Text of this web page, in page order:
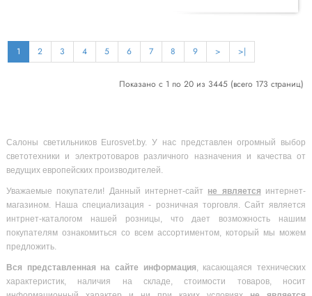
1 2 3 4 5 6 7 8 9 > >|
Показано с 1 по 20 из 3445 (всего 173 страниц)
Салоны светильников Eurosvet.by. У нас представлен огромный выбор
светотехники и электротоваров различного назначения и качества от
ведущих европейских производителей.
Уважаемые покупатели! Данный интернет-сайт не является интернет-
магазином. Наша специализация - розничная торговля. Сайт является
интрнет-каталогом нашей розницы, что дает возможность нашим
покупателям ознакомиться со всем ассортиментом, который мы можем
предложить.
Вся представленная на сайте информация, касающаяся технических
характеристик, наличия на складе, стоимости товаров, носит